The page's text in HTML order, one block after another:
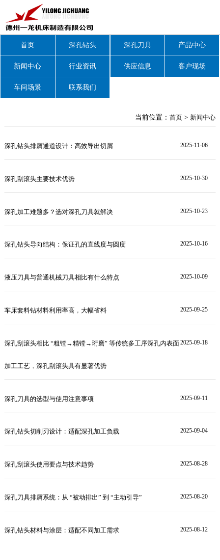
首页 深孔钻头 深孔刀具 产品中心
新闻中心 行业资讯 供应信息 客户现场
车间场景 联系我们
当前位置：首页 > 新闻中心
2025-11-06
深孔钻头排屑通道设计：高效导出切屑
2025-10-30
深孔刮滚头主要技术优势
2025-10-23
深孔加工难题多？选对深孔刀具就解决
2025-10-16
深孔钻头导向结构：保证孔的直线度与圆度
2025-10-09
液压刀具与普通机械刀具相比有什么特点
2025-09-25
车床套料钻材料利用率高，大幅省料
2025-09-18
深孔刮滚头相比 “粗镗→精镗→珩磨” 等传统多工序深孔内表面
加工工艺，深孔刮滚头具有显著优势
2025-09-11
深孔刀具的选型与使用注意事项
2025-09-04
深孔钻头切削刃设计：适配深孔加工负载
2025-08-28
深孔刮滚头使用要点与技术趋势
2025-08-20
深孔刀具排屑系统：从 “被动排出” 到 “主动引导”
2025-08-12
深孔钻头材料与涂层：适配不同加工需求